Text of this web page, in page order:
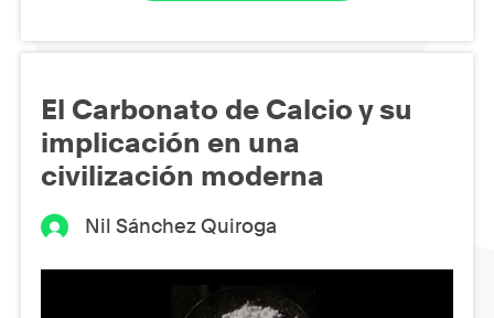
El Carbonato de Calcio y su
implicación en una
civilización moderna
Nil Sánchez Quiroga